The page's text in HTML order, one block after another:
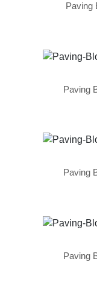
Paving
Paving
Paving
Paving